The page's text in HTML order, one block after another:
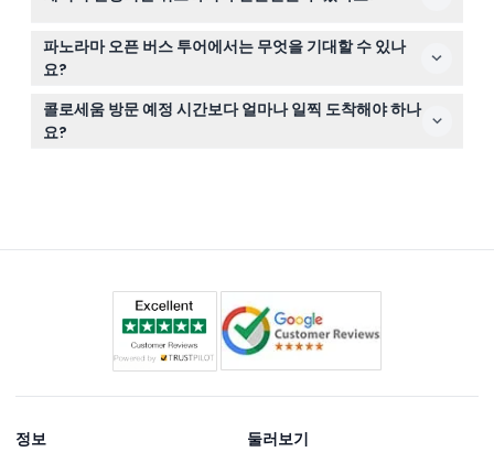
1시간 전입니다(변경 가능하니 예약 시 확인해 주세요).
이 체험 티켓은 어떤 경우에도 환불 및 취소가 불가능하니
예약 전 계획을 꼭 확정해 주세요.
파노라마 오픈 버스 투어에서는 무엇을 기대할 수 있나
요?
콜로세움을 포함한 로마의 명소들을 한눈에 볼 수 있는 멋
진 전망의 오픈탑 버스 여행과 고대 유적지 입장을 결합한
경험으로, 휴식과 역사가 완벽하게 어우러진 투어입니다.
콜로세움 방문 예정 시간보다 얼마나 일찍 도착해야 하나
요?
정보 둘러보기